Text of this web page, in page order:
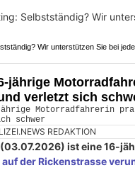
Wir unterstützen Sie bei
jährige
verletzt sich
REDAKTION
ist eine 16-
der Rickenstrasse